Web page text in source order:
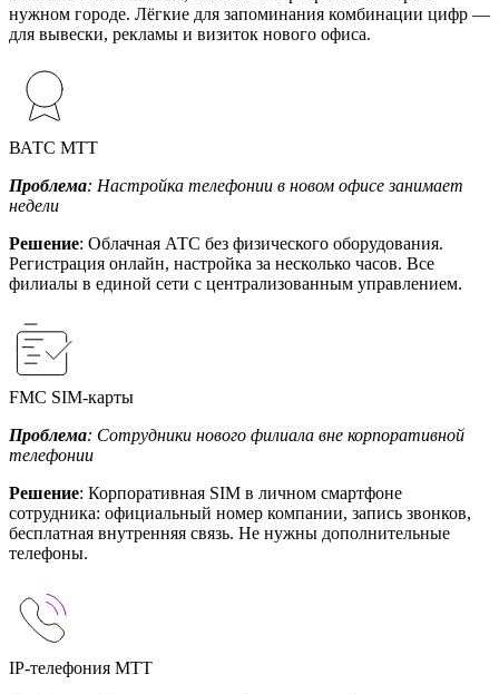
нужном городе. Лёгкие для запоминания комбинации цифр —
для вывески, рекламы и визиток нового офиса.
ВАТС МТТ
Проблема: Настройка телефонии в новом офисе занимает
недели
Решение: Облачная АТС без физического оборудования.
Регистрация онлайн, настройка за несколько часов. Все
филиалы в единой сети с централизованным управлением.
FMC SIM-карты
Проблема: Сотрудники нового филиала вне корпоративной
телефонии
Решение: Корпоративная SIM в личном смартфоне
сотрудника: официальный номер компании, запись звонков,
бесплатная внутренняя связь. Не нужны дополнительные
телефоны.
IP-телефония МТТ